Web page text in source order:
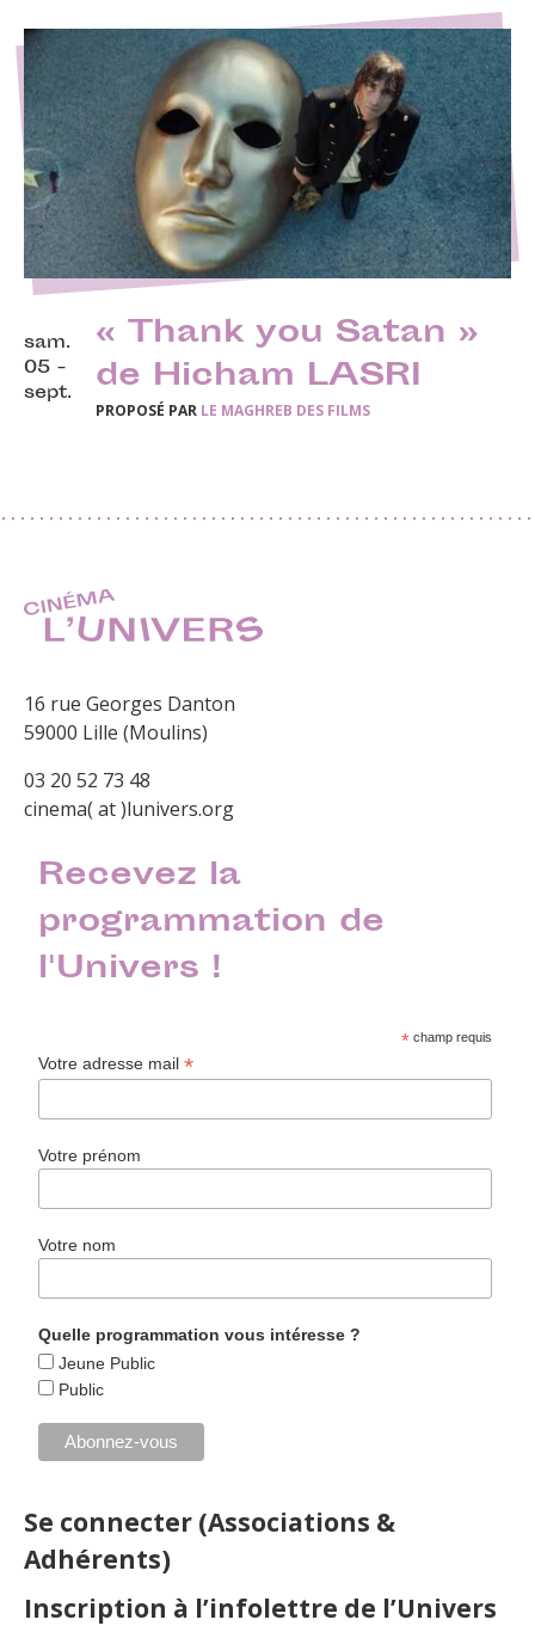
sam.
05 -
sept.
« Thank you Satan »
de Hicham LASRI
PROPOSÉ PAR LE MAGHREB DES FILMS
16 rue Georges Danton
59000 Lille (Moulins)
03 20 52 73 48
cinema( at )lunivers.org
Recevez la
programmation de
l'Univers !
* champ requis
Votre adresse mail*
Votre prénom
Votre nom
Quelle programmation vous intéresse ?
Jeune Public
Public
Se connecter (Associations &
Adhérents)
Inscription à l’infolettre de l’Univers